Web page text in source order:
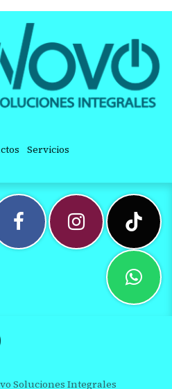
Servicios
Soluciones Integrales